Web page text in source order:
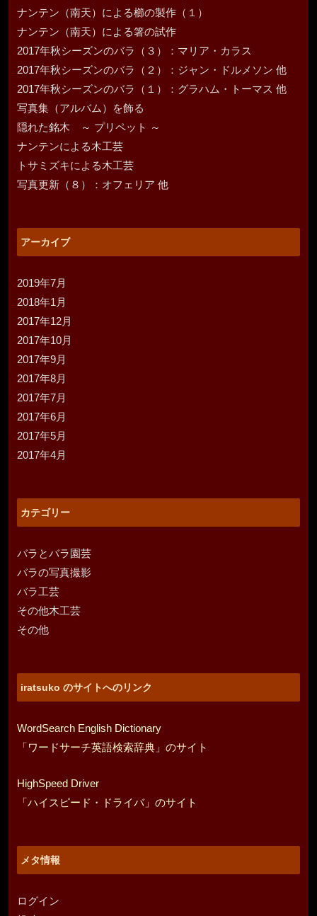
ナンテン（南天）による櫛の製作（１）
ナンテン（南天）による箸の試作
2017年秋シーズンのバラ（３）：マリア・カラス
2017年秋シーズンのバラ（２）：ジャン・ドルメソン 他
2017年秋シーズンのバラ（１）：グラハム・トーマス 他
写真集（アルバム）を飾る
隠れた銘木 ～ プリペット ～
ナンテンによる木工芸
トサミズキによる木工芸
写真更新（８）：オフェリア 他
アーカイブ
2019年7月
2018年1月
2017年12月
2017年10月
2017年9月
2017年8月
2017年7月
2017年6月
2017年5月
2017年4月
カテゴリー
バラとバラ園芸
バラの写真撮影
バラ工芸
その他木工芸
その他
iratsuko のサイトへのリンク
WordSearch English Dictionary
「ワードサーチ英語検索辞典」のサイト
HighSpeed Driver
「ハイスピード・ドライバ」のサイト
メタ情報
ログイン